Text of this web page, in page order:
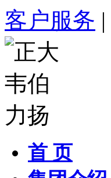
客户服务 |
首 页